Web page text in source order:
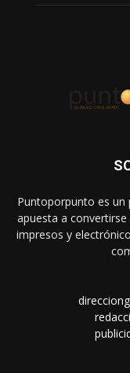
Puntoporpunto es un
apuesta a
impresos y